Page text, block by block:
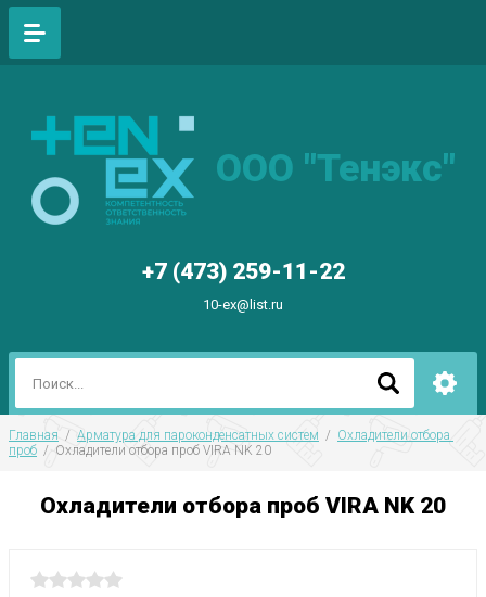
ООО "Тенэкс"
+7 (473) 259-11-22
10-ex@list.ru
Главная
  /
Арматура для пароконденсатных систем
  /
Охладители отбора
проб
  /  Охладители отбора проб VIRA NK 20
Охладители отбора проб VIRA NK 20